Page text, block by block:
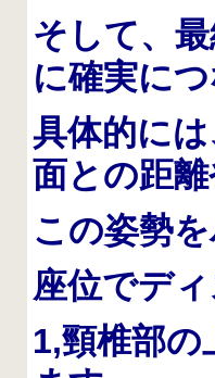
そして、
に確実に
具体的に
面との距
この姿勢
座位でデ
1,頸椎部